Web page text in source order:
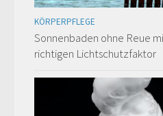
KÖRPERPFLEGE
Sonnenbaden ohne Reue
richtigen Lichtschutzfaktor